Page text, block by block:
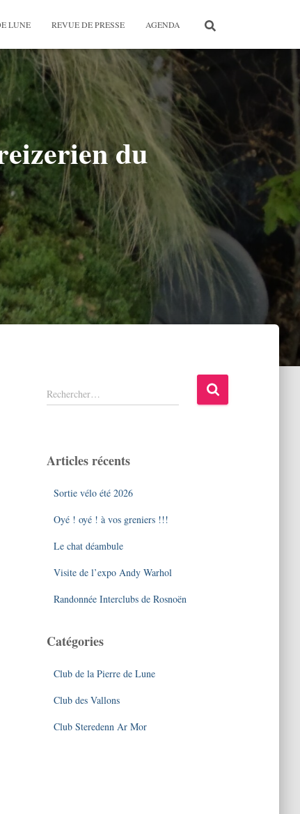
LUNE REVUE DE PRESSE AGENDA
du
R
e
r
Rechercher…
Articles récents
Sortie vélo été 2026
Oyé ! oyé ! à vos greniers !!!
Le chat déambule
Visite de l’expo Andy Warhol
Randonnée Interclubs de Rosnoën
Catégories
Club de la Pierre de Lune
Club des Vallons
Club Steredenn Ar Mor